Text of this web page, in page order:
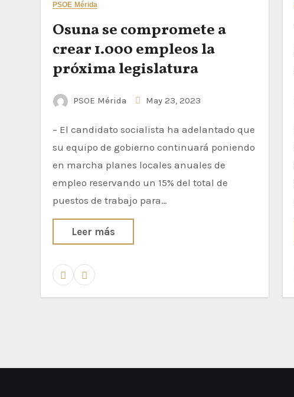
PSOE Mérida
Osuna se compromete a
crear 1.000 empleos la
próxima legislatura
PSOE Mérida May 23, 2023
– El candidato socialista ha adelantado que
su equipo de gobierno continuará poniendo
en marcha planes locales anuales de
empleo reservando un 15% del total de
puestos de trabajo para…
Leer más